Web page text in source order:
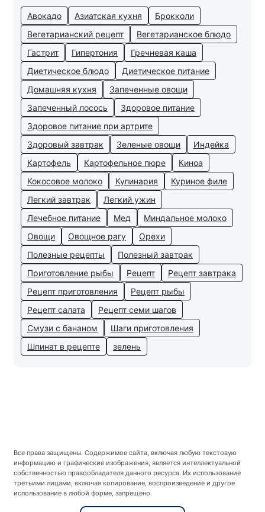
Авокадо Азиатская кухня
Брокколи
Вегетарианский рецепт
Вегетарианское блюдо
Гастрит
Гипертония
Гречневая каша
Диетическое блюдо
Диетическое питание
Домашняя кухня
Запеченные овощи
Запеченный лосось
Здоровое питание
Здоровое питание при артрите
Здоровый завтрак
Зеленые овощи
Индейка
Картофель
Картофельное пюре
Киноа
Кокосовое молоко
Кулинария
Куриное филе
Легкий завтрак
Легкий ужин
Лечебное питание
Мед
Миндальное молоко
Овощи
Овощное рагу
Орехи
Полезные рецепты
Полезный завтрак
Приготовление рыбы
Рецепт
Рецепт завтрака
Рецепт приготовления
Рецепт рыбы
Рецепт салата
Рецепт семи шагов
Смузи с бананом
Шаги приготовления
Шпинат в рецепте
зелень
Все права защищены. Содержимое сайта, включая любую текстовую
информацию и графические изображения, является интеллектуальной
собственностью правообладателя данного ресурса. Их использование
третьими лицами, включая копирование, воспроизведение и другое
использование в любой форме, запрещено.